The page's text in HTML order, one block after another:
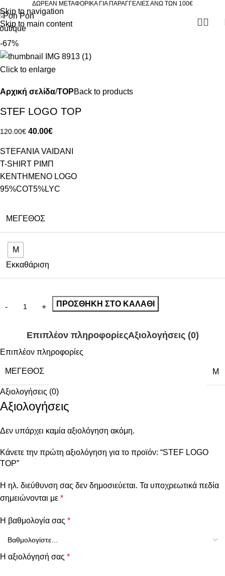
Skip to navigation
Skip to main content
ΔΩΡΕΑΝ ΜΕΤΑΦΟΡΙΚΑ ΓΙΑ ΠΑΡΑΓΓΕΛΙΕΣ ΑΝΩ ΤΩΝ 100€
-67%
Click to enlarge
Αρχική σελίδα TOPBack to products
STEF LOGO TOP
120.00€ 40.00€
STEFANIA VAIDANI
T-SHIRT ΡΙΜΠ
ΚΕΝΤΗΜΕΝΟ LOGO
95%COT5%LYC
ΜΈΓΕΘΟΣ
M
Εκκαθάριση
ΠΡΟΣΘΉΚΗ ΣΤΟ ΚΑΛΆΘΙ
Επιπλέον πληροφορίεςΑξιολογήσεις (0)
Επιπλέον πληροφορίες
ΜΈΓΕΘΟΣ M
Αξιολογήσεις (0)
Αξιολογήσεις
Δεν υπάρχει καμία αξιολόγηση ακόμη.
Κάνετε την πρώτη αξιολόγηση για το προϊόν: “STEF LOGO
TOP”
Η ηλ. διεύθυνση σας δεν δημοσιεύεται. Τα υποχρεωτικά πεδία
σημειώνονται με *
Η βαθμολογία σας *
Η αξιολόγησή σας *